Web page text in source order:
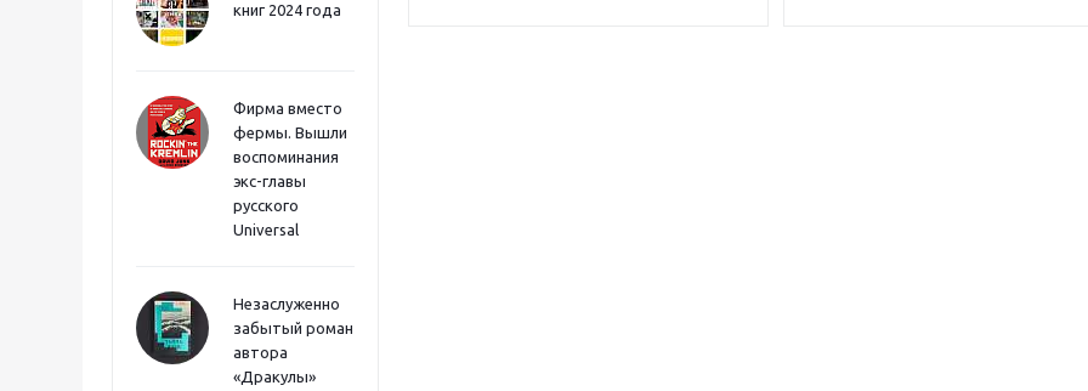
книг 2024 года
Фирма вместо
фермы. Вышли
воспоминания
экс-главы
русского
Universal
Незаслуженно
забытый роман
автора
«Дракулы»